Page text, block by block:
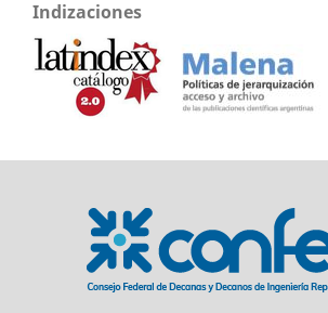
Indizaciones